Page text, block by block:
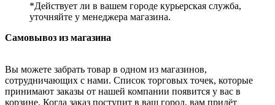
*Действует ли в вашем городе курьерская служба,
уточняйте у менеджера магазина.
Самовывоз из магазина
Вы можете забрать товар в одном из магазинов,
сотрудничающих с нами. Список торговых точек, которые
принимают заказы от нашей компании появится у вас в
корзине. Когда заказ поступит в ваш город, вам придёт